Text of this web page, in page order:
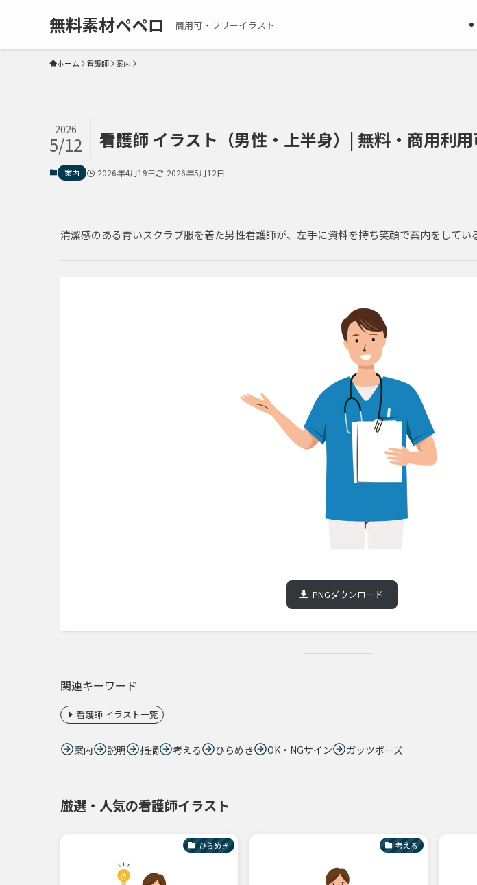
無料素材ペペロ 商用可・フリーイラスト
ホーム 看護師 案内
看護師 イラスト（男性・上半身）| 無料・商用利
2026
5/12
案内 2026年4月19日 2026年5月12日
清潔感のある青いスクラブ服を着た男性看護師が、左手に資料を持ち笑顔で案内をしてい
PNGダウンロード
関連キーワード
看護師 イラスト一覧
案内 説明 指摘 考える ひらめき OK・NGサイン ガッツポーズ
厳選・人気の看護師イラスト
ひらめき 考える